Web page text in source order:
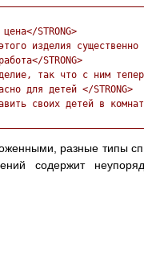
цена</STRONG>
изделия
STRONG>
так что с ним
для детей </STRONG>
своих детей в
разные типы
содержит